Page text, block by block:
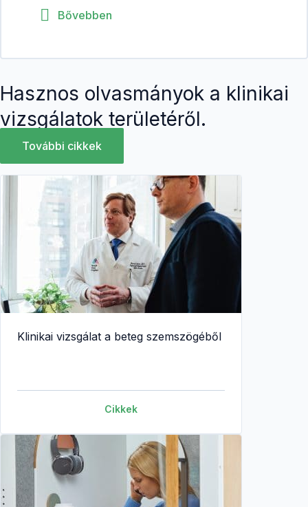
Bővebben
Hasznos olvasmányok a klinikai
vizsgálatok területéről.
További cikkek
Klinikai vizsgálat a beteg szemszögéből
Cikkek